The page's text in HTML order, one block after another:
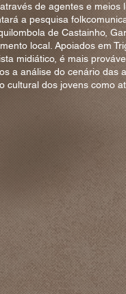
de agentes e
a pesquisa
de Castainho,
local. Apoiados em
midiático, é mais
a análise do cenário das
cultural dos jovens como